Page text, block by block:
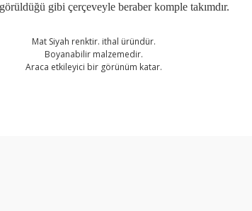
gibi çerçeveyle beraber komple takımdır.
Mat Siyah renktir. ithal üründür.
Boyanabilir malzemedir.
Araca etkileyici bir görünüm katar.